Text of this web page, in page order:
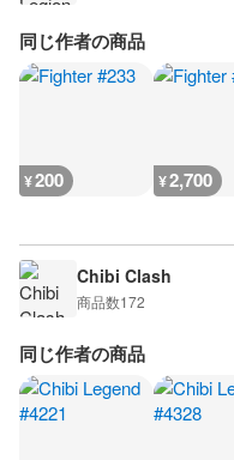
同じ作者の商品
¥200 ¥2,700
Chibi Clash
商品数172
同じ作者の商品